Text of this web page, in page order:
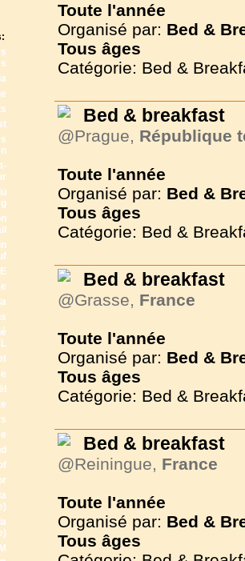
Toute l'année
Organisé par: Bed &
Tous âges
Catégorie: Bed &
Bed & breakfast
@Prague, République
Toute l'année
Organisé par: Bed &
Tous âges
Catégorie: Bed &
Bed & breakfast
@Grasse, France
Toute l'année
Organisé par: Bed &
Tous âges
Catégorie: Bed &
Bed & breakfast
@Reiningue, France
Toute l'année
Organisé par: Bed &
Tous âges